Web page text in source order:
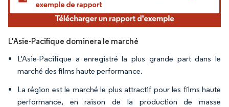
L'Asie-Pacifique dominera le marché
L'Asie-Pacifique a enregistré la plus grande part dans le
marché des films haute performance.
La région est le marché le plus attractif pour les films haute
performance, en raison de la production de masse